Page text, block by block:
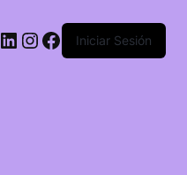
LinkedIn
Instagram
Facebook
Iniciar Sesión